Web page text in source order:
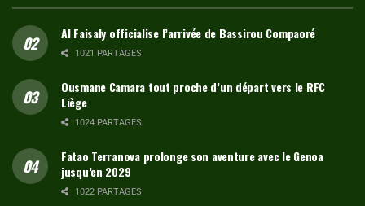
Al Faisaly officialise l’arrivée de Bassirou Compaoré
1021 PARTAGES
Ousmane Camara tout proche d’un départ vers le RFC
Liège
1024 PARTAGES
Fatao Terranova prolonge son aventure avec le Genoa
jusqu’en 2029
1022 PARTAGES